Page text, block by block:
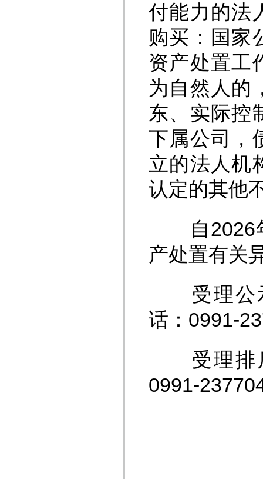
付能力的法
购买：国家
资产处置工
为自然人的
东、实际控
下属公司，
立的法人机
认定的其他
自2026年
产处置有关
受理公示
话：0991-
受理排斥
0991-